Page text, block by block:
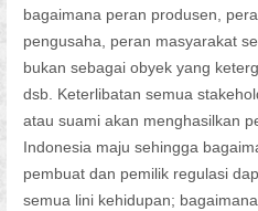
bagaimana peran produsen,
pengusaha, peran masyarakat
bukan sebagai obyek yang
dsb. Keterlibatan semua
atau suami akan menghasilkan
Indonesia maju sehingga
pembuat dan pemilik regulasi
semua lini kehidupan;